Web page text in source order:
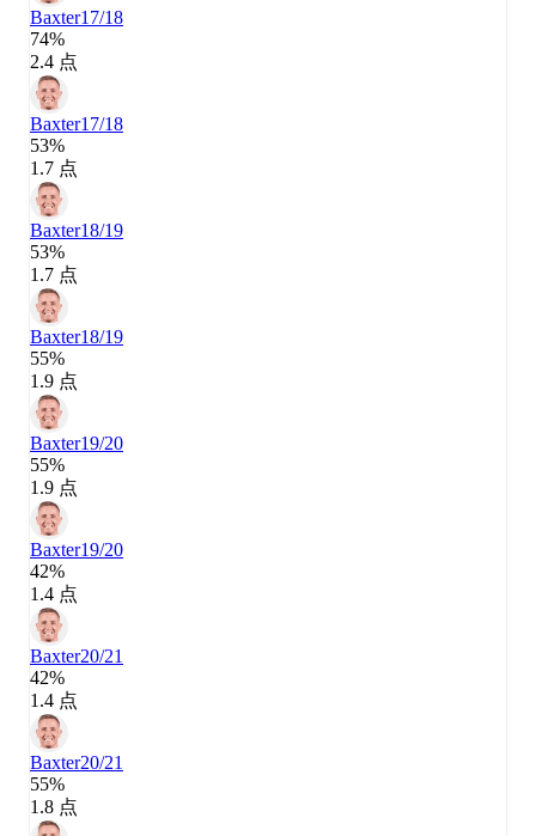
Baxter17/18
74%
2.4 点
Baxter17/18
53%
1.7 点
Baxter18/19
53%
1.7 点
Baxter18/19
55%
1.9 点
Baxter19/20
55%
1.9 点
Baxter19/20
42%
1.4 点
Baxter20/21
42%
1.4 点
Baxter20/21
55%
1.8 点